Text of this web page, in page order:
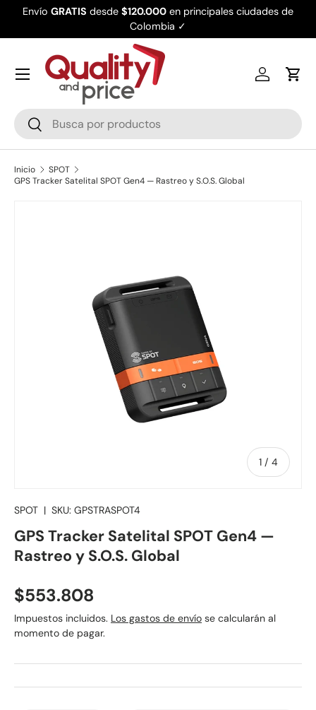
Envío GRATIS desde $120.000 en principales ciudades de
Colombia ✓
Buscar
Buscar
Iniciar
Inicio
SPOT
GPS Tracker Satelital SPOT Gen4 — Rastreo y S.O.S. Global
1 / de
4
SPOT | SKU: GPSTRASPOT4
GPS Tracker Satelital SPOT Gen4 —
Rastreo y S.O.S. Global
Precio normal
$553.808
Impuestos incluidos. Los gastos de envío se calcularán al
momento de pagar.